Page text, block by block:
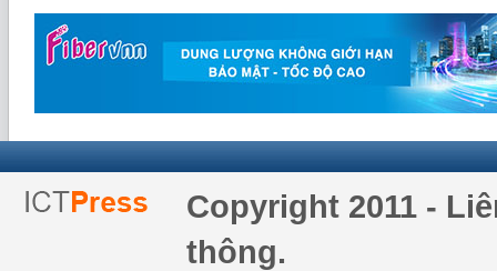
Copyright 2011 -
thông.